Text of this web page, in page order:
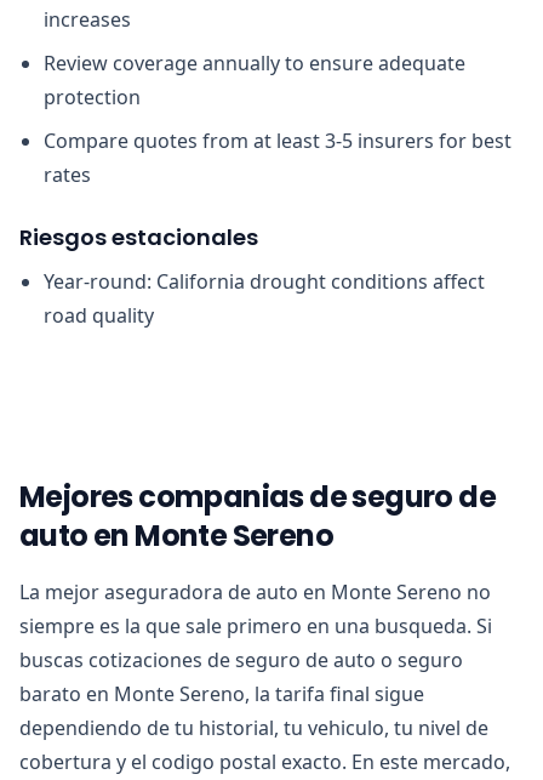
increases
Review coverage annually to ensure adequate
protection
Compare quotes from at least 3-5 insurers for best
rates
Riesgos estacionales
Year-round: California drought conditions affect
road quality
Mejores companias de seguro de
auto en Monte Sereno
La mejor aseguradora de auto en Monte Sereno no
siempre es la que sale primero en una busqueda. Si
buscas cotizaciones de seguro de auto o seguro
barato en Monte Sereno, la tarifa final sigue
dependiendo de tu historial, tu vehiculo, tu nivel de
cobertura y el codigo postal exacto. En este mercado,